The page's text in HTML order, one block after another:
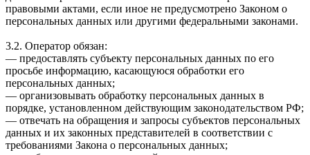
правовыми актами, если иное не предусмотрено Законом о
персональных данных или другими федеральными законами.
3.2. Оператор обязан:
— предоставлять субъекту персональных данных по его
просьбе информацию, касающуюся обработки его
персональных данных;
— организовывать обработку персональных данных в
порядке, установленном действующим законодательством РФ;
— отвечать на обращения и запросы субъектов персональных
данных и их законных представителей в соответствии с
требованиями Закона о персональных данных;